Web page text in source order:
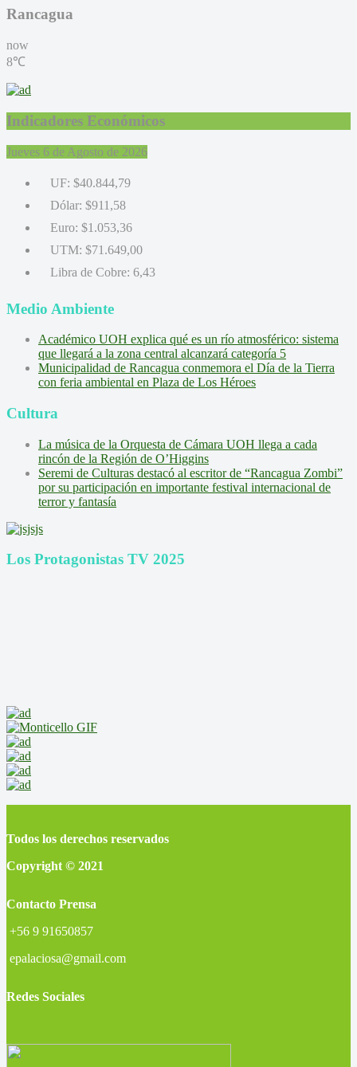
Rancagua
now
8℃
Indicadores Económicos
Jueves 6 de Agosto de 2026
UF: $40.844,79
Dólar: $911,58
Euro: $1.053,36
UTM: $71.649,00
Libra de Cobre: 6,43
Medio Ambiente
Académico UOH explica qué es un río atmosférico: sistema
que llegará a la zona central alcanzará categoría 5
Municipalidad de Rancagua conmemora el Día de la Tierra
con feria ambiental en Plaza de Los Héroes
Cultura
La música de la Orquesta de Cámara UOH llega a cada
rincón de la Región de O’Higgins
Seremi de Culturas destacó al escritor de “Rancagua Zombi”
por su participación en importante festival internacional de
terror y fantasía
Los Protagonistas TV 2025
Todos los derechos reservados
Copyright © 2021
Contacto Prensa
+56 9 91650857
epalaciosa@gmail.com
Redes Sociales